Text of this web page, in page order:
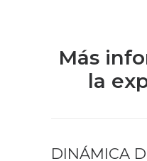
Más
la
DINÁMICA